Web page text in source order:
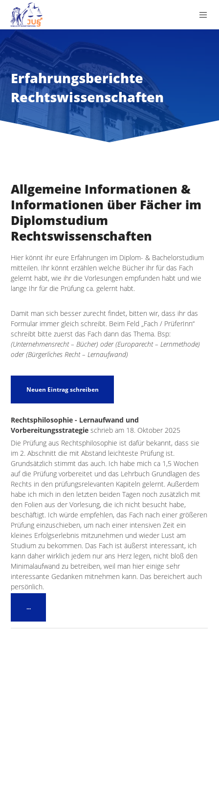
Erfahrungsberichte
Rechtswissenschaften
Allgemeine Informationen &
Informationen über Fächer im
Diplomstudium
Rechtswissenschaften
Hier könnt ihr eure Erfahrungen im Diplom- & Bachelorstudium
mitteilen. Ihr könnt erzählen welche Bücher ihr für das Fach
gelernt habt, wie ihr die Vorlesungen empfunden habt und wie
lange Ihr für die Prüfung ca. gelernt habt.
Damit man sich besser zurecht findet, bitten wir, dass ihr das
Formular immer gleich schreibt. Beim Feld „Fach / PrüferInn“
schreibt bitte zuerst das Fach dann das Thema. Bsp:
(Unternehmensrecht – Bücher) oder (Europarecht – Lernmethode)
oder (Bürgerliches Recht – Lernaufwand)
Rechtsphilosophie - Lernaufwand und
Vorbereitungsstrategieschrieb am 18. Oktober 2025
Die Prüfung aus Rechtsphilosophie ist dafür bekannt, dass sie
im 2. Abschnitt die mit Abstand leichteste Prüfung ist.
Grundsätzlich stimmt das auch. Ich habe mich ca 1,5 Wochen
auf die Prüfung vorbereitet und das Lehrbuch Grundlagen des
Rechts in den prüfungsrelevanten Kapiteln gelernt. Außerdem
habe ich mich in den letzten beiden Tagen noch zusätzlich mit
den Folien aus der Vorlesung, die ich nicht besucht habe,
beschäftigt. Ich würde empfehlen, das Fach nach einer größeren
Prüfung einzuschieben, um nach einer intensiven Zeit ein
kleines Erfolgserlebnis mitzunehmen und wieder Lust am
Studium zu bekommen. Das Fach ist äußerst interessant, ich
kann daher wirklich jedem nur ans Herz legen, nicht bloß den
Minimalaufwand zu betreiben, weil man hier einige sehr
interessante Gedanken mitnehmen kann. Das bereichert auch
persönlich.
...Diese
ein-/ausblenden.